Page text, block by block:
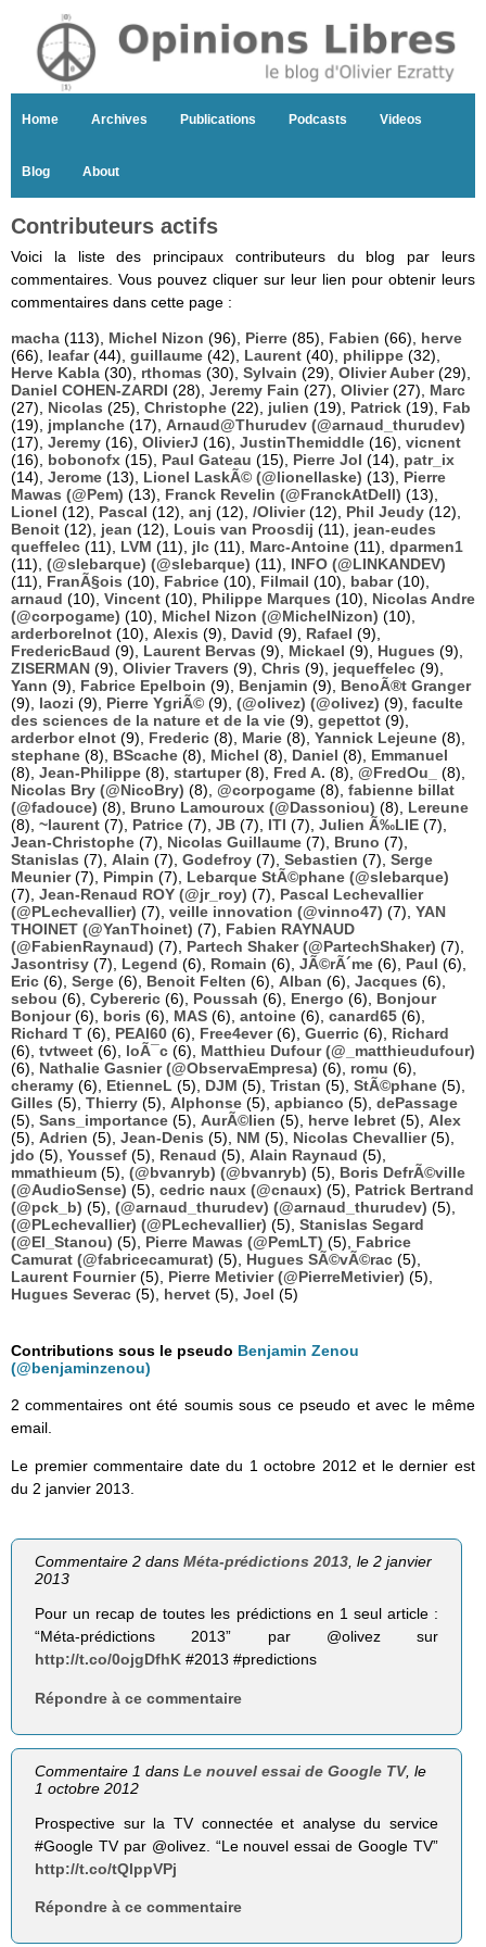
Home Archives Publications Podcasts Videos
Blog About
Contributeurs actifs
Voici la liste des principaux contributeurs du blog par leurs
commentaires. Vous pouvez cliquer sur leur lien pour obtenir leurs
commentaires dans cette page :
macha (113), Michel Nizon (96), Pierre (85), Fabien (66), herve
(66), leafar(44), guillaume (42), Laurent (40), philippe (32),
Herve Kabla (30), rthomas (30), Sylvain (29), Olivier Auber(29),
Daniel COHEN-ZARDI (28), Jeremy Fain (27), Olivier(27), Marc
(27), Nicolas (25), Christophe (22), julien (19), Patrick (19), Fab
(19), jmplanche (17), Arnaud@Thurudev (@arnaud_thurudev)
(17), Jeremy (16), OlivierJ (16), JustinThemiddle (16), vicnent
(16), bobonofx (15), Paul Gateau (15), Pierre Jol (14), patr_ix
(14), Jerome (13), Lionel LaskÃ© (@lionellaske) (13), Pierre
Mawas (@Pem) (13), Franck Revelin (@FranckAtDell) (13),
Lionel (12), Pascal (12), anj (12), /Olivier(12), Phil Jeudy (12),
Benoit (12), jean (12), Louis van Proosdij (11), jean-eudes
queffelec (11), LVM (11), jlc (11), Marc-Antoine (11), dparmen1
(11), (@slebarque) (@slebarque) (11), INFO (@LINKANDEV)
(11), FranÃ§ois (10), Fabrice (10), Filmail (10), babar(10),
arnaud (10), Vincent (10), Philippe Marques (10), Nicolas Andre
(@corpogame) (10), Michel Nizon (@MichelNizon) (10),
arderborelnot (10), Alexis (9), David (9), Rafael (9),
FredericBaud (9), Laurent Bervas (9), Mickael (9), Hugues (9),
ZISERMAN (9), Olivier Travers (9), Chris (9), jequeffelec (9),
Yann (9), Fabrice Epelboin (9), Benjamin (9), BenoÃ®t Granger
(9), laozi (9), Pierre YgriÃ© (9), (@olivez) (@olivez) (9), faculte
des sciences de la nature et de la vie (9), gepettot (9),
arderbor elnot (9), Frederic (8), Marie (8), Yannick Lejeune (8),
stephane (8), BScache (8), Michel (8), Daniel (8), Emmanuel
(8), Jean-Philippe (8), startuper(8), Fred A. (8), @FredOu_
(8),
Nicolas Bry (@NicoBry) (8), @corpogame (8), fabienne billat
(@fadouce) (8), Bruno Lamouroux (@Dassoniou) (8), Lereune
(8), ~laurent (7), Patrice (7), JB (7), ITI (7), Julien Ã‰LIE (7),
Jean-Christophe (7), Nicolas Guillaume (7), Bruno (7),
Stanislas (7), Alain (7), Godefroy (7), Sebastien (7), Serge
Meunier(7), Pimpin (7), Lebarque StÃ©phane (@slebarque)
(7), Jean-Renaud ROY (@jr_roy) (7), Pascal Lechevallier
(@PLechevallier) (7), veille innovation (@vinno47) (7), YAN
THOINET (@YanThoinet) (7), Fabien RAYNAUD
(@FabienRaynaud) (7), Partech Shaker (@PartechShaker) (7),
Jasontrisy (7), Legend (6), Romain (6), JÃ©rÃ´me (6), Paul (6),
Eric (6), Serge (6), Benoit Felten (6), Alban (6), Jacques (6),
sebou (6), Cybereric (6), Poussah (6), Energo (6), Bonjour
Bonjour(6), boris (6), MAS (6), antoine (6), canard65 (6),
Richard T (6), PEAI60 (6), Free4ever(6), Guerric (6), Richard
(6), tvtweet (6), loÃ¯c (6), Matthieu Dufour (@_matthieudufour)
(6), Nathalie Gasnier (@ObservaEmpresa) (6), romu (6),
cheramy (6), EtienneL (5), DJM (5), Tristan (5), StÃ©phane (5),
Gilles (5), Thierry (5), Alphonse (5), apbianco (5), dePassage
(5), Sans_importance (5), AurÃ©lien (5), herve lebret (5), Alex
(5), Adrien (5), Jean-Denis (5), NM (5), Nicolas Chevallier(5),
jdo (5), Youssef (5), Renaud (5), Alain Raynaud (5),
mmathieum (5), (@bvanryb) (@bvanryb) (5), Boris DefrÃ©ville
(@AudioSense) (5), cedric naux (@cnaux) (5), Patrick Bertrand
(@pck_b) (5), (@arnaud_thurudev) (@arnaud_thurudev) (5),
(@PLechevallier) (@PLechevallier) (5), Stanislas Segard
(@El_Stanou) (5), Pierre Mawas (@PemLT) (5), Fabrice
Camurat (@fabricecamurat) (5), Hugues SÃ©vÃ©rac (5),
Laurent Fournier(5), Pierre Metivier (@PierreMetivier) (5),
Hugues Severac (5), hervet (5), Joel (5)
Contributions sous le pseudo Benjamin Zenou
(@benjaminzenou)
2 commentaires ont été soumis sous ce pseudo et avec le même
email.
Le premier commentaire date du 1 octobre 2012 et le dernier est
du 2 janvier 2013.
Commentaire 2 dansMéta-prédictions 2013, le 2 janvier
2013
Pour un recap de toutes les prédictions en 1 seul article :
“Méta-prédictions 2013” par @olivez sur
http://t.co/0ojgDfhK #2013 #predictions
Répondre à ce commentaire
Commentaire 1 dansLe nouvel essai de Google TV, le
1 octobre 2012
Prospective sur la TV connectée et analyse du service
#Google TV par @olivez. “Le nouvel essai de Google TV”
http://t.co/tQlppVPj
Répondre à ce commentaire